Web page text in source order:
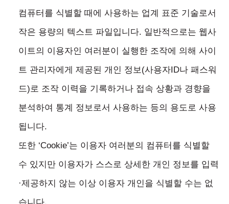
컴퓨터를 식별할 때에 사용하는 업계 표준 기술로서
작은 용량의 텍스트 파일입니다. 일반적으로는 웹사
이트의 이용자인 여러분이 실행한 조작에 의해 사이
트 관리자에게 제공된 개인 정보(사용자ID나 패스워
드)로 조작 이력을 기록하거나 접속 상황과 경향을
분석하여 통계 정보로서 사용하는 등의 용도로 사용
됩니다.
또한 ‘Cookie’는 이용자 여러분의 컴퓨터를 식별할
수 있지만 이용자가 스스로 상세한 개인 정보를 입력
·제공하지 않는 이상 이용자 개인을 식별할 수는 없